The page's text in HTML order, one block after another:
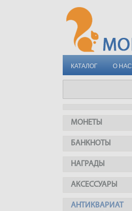
КАТАЛОГ О НАС
МОНЕТЫ
БАНКНОТЫ
НАГРАДЫ
АКСЕССУАРЫ
АНТИКВАРИАТ